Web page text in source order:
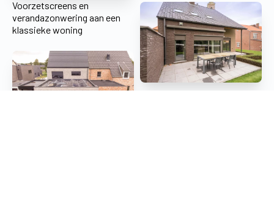
Voorzetscreens en
verandazonwering aan een
klassieke woning